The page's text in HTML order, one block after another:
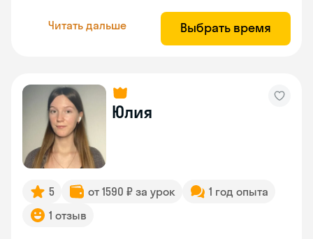
Читать дальше Выбрать время
Юлия
5 от 1590 ₽ за урок
1 год опыта
1 отзыв